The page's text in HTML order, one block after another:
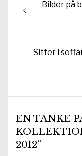
Bilder på
Nästa
Sitter i
EN TANKE
2012”